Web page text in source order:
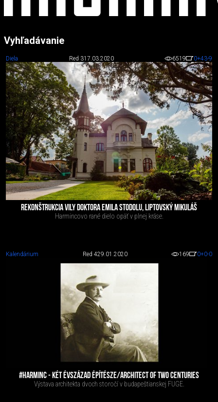
Vyhľadávanie
Diela Red 317.03.2020 6519 0+43-9
REKONŠTRUKCIA VILY DOKTORA EMILA STODOLU, LIPTOVSKÝ MIKULÁŠ
Harmincovo rané dielo opäť v plnej kráse.
Kalendárium Red 429.01.2020 169 0+0-0
#HARMINC - KÉT ÉVSZÁZAD ÉPÍTÉSZE/ARCHITECT OF TWO CENTURIES
Výstava architekta dvoch storočí v budapeštianskej FUGE.